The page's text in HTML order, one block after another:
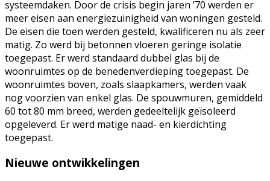
systeemdaken. Door de crisis begin jaren ’70 werden er
meer eisen aan energiezuinigheid van woningen gesteld.
De eisen die toen werden gesteld, kwalificeren nu als zeer
matig. Zo werd bij betonnen vloeren geringe isolatie
toegepast. Er werd standaard dubbel glas bij de
woonruimtes op de benedenverdieping toegepast. De
woonruimtes boven, zoals slaapkamers, werden vaak
nog voorzien van enkel glas. De spouwmuren, gemiddeld
60 tot 80 mm breed, werden gedeeltelijk geïsoleerd
opgeleverd. Er werd matige naad- en kierdichting
toegepast.
Nieuwe ontwikkelingen